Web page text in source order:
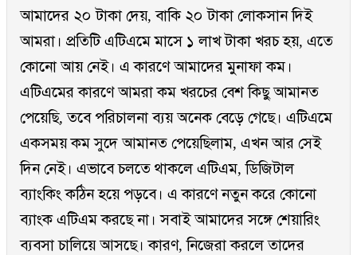
আমাদের ২০ টাকা দেয়, বাকি ২০ টাকা লোকসান দিই
আমরা। প্রতিটি এটিএমে মাসে ১ লাখ টাকা খরচ হয়, এতে
কোনো আয় নেই। এ কারণে আমাদের মুনাফা কম।
এটিএমের কারণে আমরা কম খরচের বেশ কিছু আমানত
পেয়েছি, তবে পরিচালনা ব্যয় অনেক বেড়ে গেছে। এটিএমে
একসময় কম সুদে আমানত পেয়েছিলাম, এখন আর সেই
দিন নেই। এভাবে চলতে থাকলে এটিএম, ডিজিটাল
ব্যাংকিং কঠিন হয়ে পড়বে। এ কারণে নতুন করে কোনো
ব্যাংক এটিএম করছে না। সবাই আমাদের সঙ্গে শেয়ারিং
ব্যবসা চালিয়ে আসছে। কারণ, নিজেরা করলে তাদের